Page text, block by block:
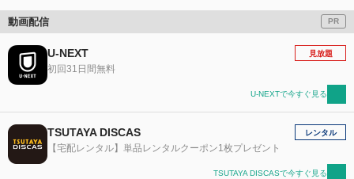
動画配信 PR
U-NEXT
初回31日間無料
見放題
U-NEXTで今すぐ見る
TSUTAYA DISCAS
【宅配レンタル】単品レンタルクーポン1枚プレゼント
レンタル
TSUTAYA DISCASで今すぐ見る